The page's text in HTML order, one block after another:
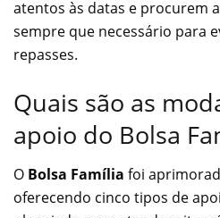
atentos às datas e procurem
sempre que necessário para
repasses.
Quais são as
apoio do Bolsa
O Bolsa Família foi
oferecendo cinco tipos de